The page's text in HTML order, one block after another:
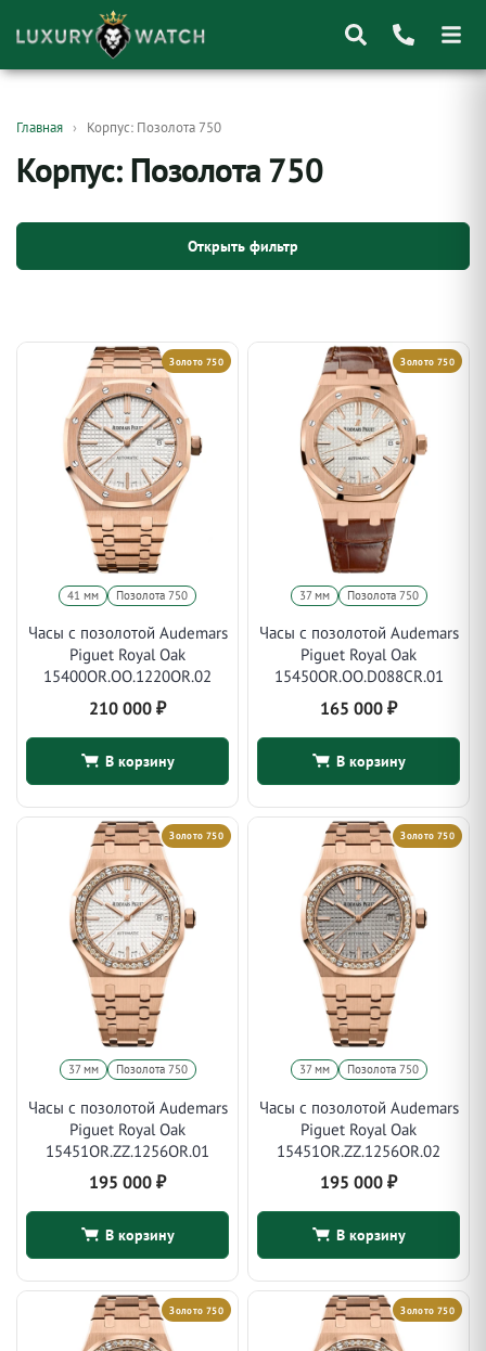
товаров
Главная Корпус: Позолота 750
Корпус: Позолота 750
Открыть фильтр
Золото 750
41 мм Позолота 750
Часы с позолотой Audemars
Piguet Royal Oak
15400OR.OO.1220OR.02
210 000 ₽
В корзину
Золото 750
37 мм Позолота 750
Часы с позолотой Audemars
Piguet Royal Oak
15450OR.OO.D088CR.01
165 000 ₽
В корзину
Золото 750
37 мм Позолота 750
Часы с позолотой Audemars
Piguet Royal Oak
15451OR.ZZ.1256OR.01
195 000 ₽
В корзину
Золото 750
37 мм Позолота 750
Часы с позолотой Audemars
Piguet Royal Oak
15451OR.ZZ.1256OR.02
195 000 ₽
В корзину
Золото 750 Золото 750